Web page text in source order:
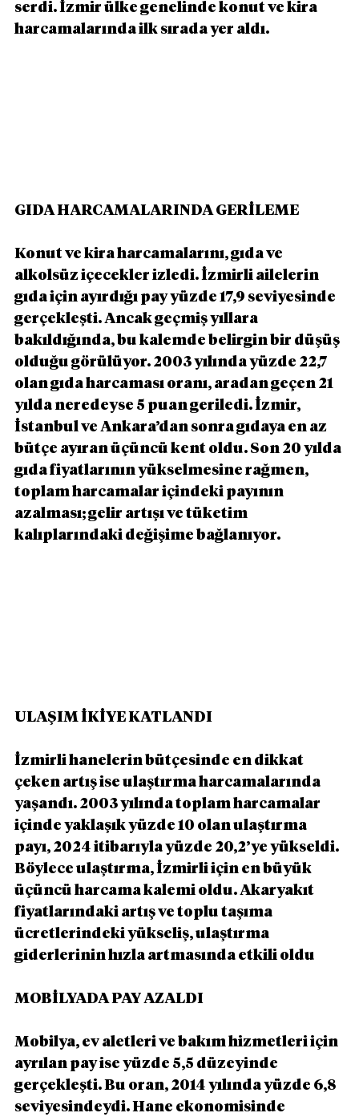
serdi. İzmir ülke genelinde konut ve kira
harcamalarında ilk sırada yer aldı.
GIDA HARCAMALARINDA GERİLEME
Konut ve kira harcamalarını, gıda ve
alkolsüz içecekler izledi. İzmirli ailelerin
gıda için ayırdığı pay yüzde 17,9 seviyesinde
gerçekleşti. Ancak geçmiş yıllara
bakıldığında, bu kalemde belirgin bir düşüş
olduğu görülüyor. 2003 yılında yüzde 22,7
olan gıda harcaması oranı, aradan geçen 21
yılda neredeyse 5 puan geriledi. İzmir,
İstanbul ve Ankara’dan sonra gıdaya en az
bütçe ayıran üçüncü kent oldu. Son 20 yılda
gıda fiyatlarının yükselmesine rağmen,
toplam harcamalar içindeki payının
azalması; gelir artışı ve tüketim
kalıplarındaki değişime bağlanıyor.
ULAŞIM İKİYE KATLANDI
İzmirli hanelerin bütçesinde en dikkat
çeken artış ise ulaştırma harcamalarında
yaşandı. 2003 yılında toplam harcamalar
içinde yaklaşık yüzde 10 olan ulaştırma
payı, 2024 itibarıyla yüzde 20,2’ye yükseldi.
Böylece ulaştırma, İzmirli için en büyük
üçüncü harcama kalemi oldu. Akaryakıt
fiyatlarındaki artış ve toplu taşıma
ücretlerindeki yükseliş, ulaştırma
giderlerinin hızla artmasında etkili oldu
MOBİLYADA PAY AZALDI
Mobilya, ev aletleri ve bakım hizmetleri için
ayrılan pay ise yüzde 5,5 düzeyinde
gerçekleşti. Bu oran, 2014 yılında yüzde 6,8
seviyesindeydi. Hane ekonomisinde